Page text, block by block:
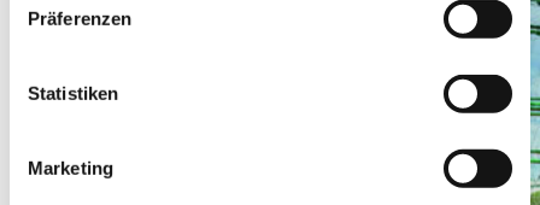
Präferenzen
Statistiken
Marketing